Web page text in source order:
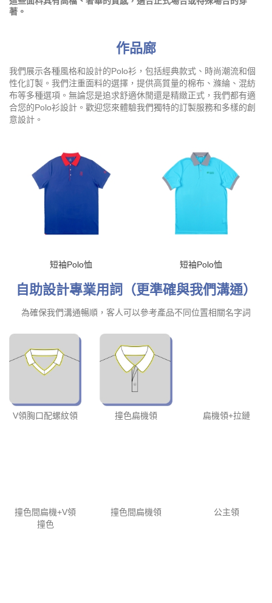
著。
作品廊
我們展示各種風格和設計的Polo衫，包括經典款式、時尚潮流和個
性化訂製。我們注重面料的選擇，提供高質量的棉布、滌綸、混紡
布等多種選項。無論您是追求舒適休閒還是精緻正式，我們都有適
合您的Polo衫設計。歡迎您來體驗我們獨特的訂製服務和多樣的創
意設計。
短袖Polo恤 短袖Polo恤
自助設計專業用詞（更準確與我們溝通）
為確保我們溝通暢順，客人可以參考產品不同位置相關名字詞
V領胸口配螺紋領 撞色扁機領 扁機領+拉鏈
撞色間扁機+V領
撞色
撞色間扁機領 公主領